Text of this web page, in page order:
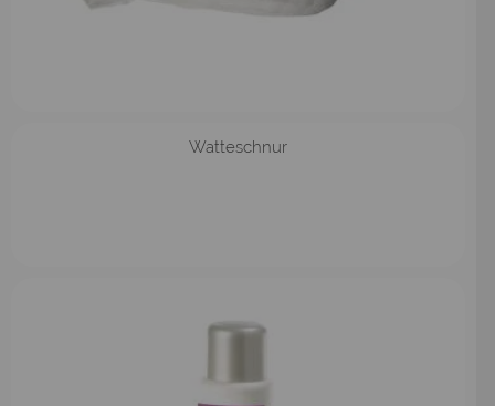
Watteschnur